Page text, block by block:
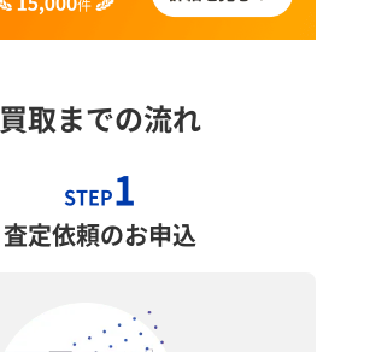
買取までの流れ
STEP1
査定依頼のお申込